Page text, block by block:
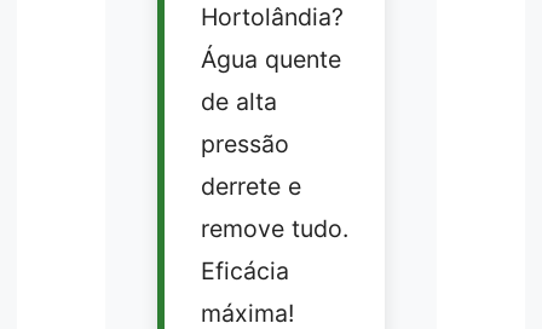
Hortolândia?
Água quente
de alta
pressão
derrete e
remove tudo.
Eficácia
máxima!